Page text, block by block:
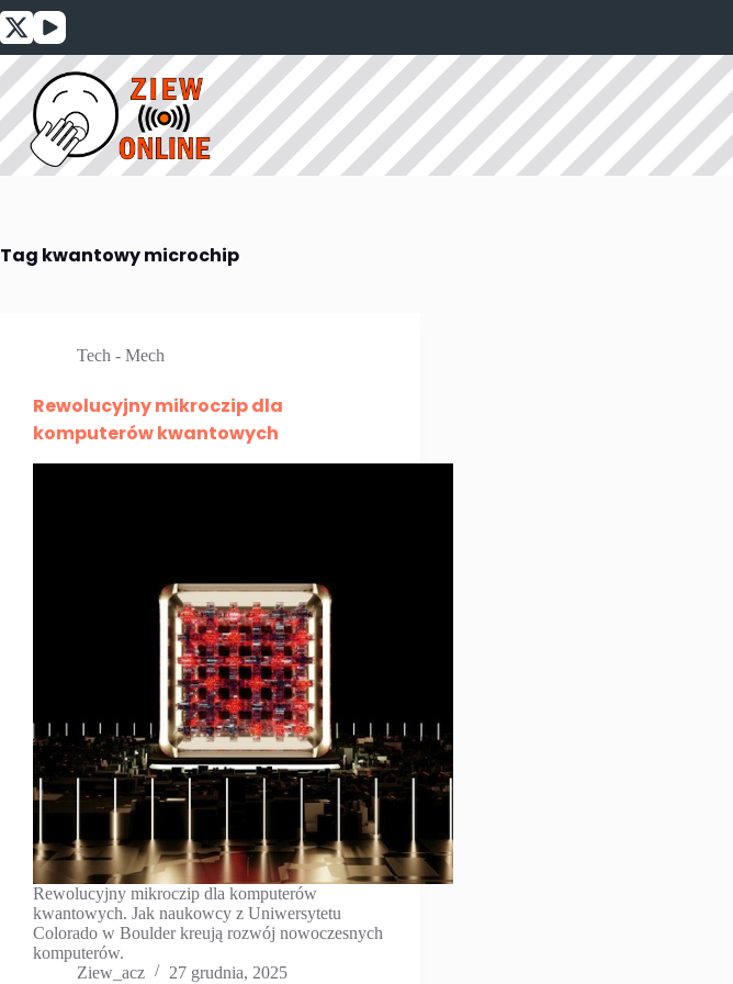
Przejdź
do
treści
Tag kwantowy microchip
Tech - Mech
Rewolucyjny mikroczip dla
komputerów kwantowych
Rewolucyjny mikroczip dla komputerów
kwantowych. Jak naukowcy z Uniwersytetu
Colorado w Boulder kreują rozwój nowoczesnych
komputerów.
Ziew_acz
27 grudnia, 2025